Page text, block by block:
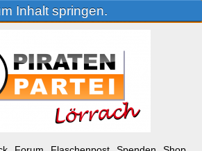
Inhalt springen.